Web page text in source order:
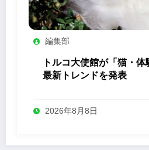
編集部
トルコ大使館が「猫・
最新トレンドを発表
2026年8月8日